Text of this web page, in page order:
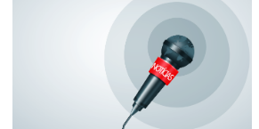
mercado de trabalho, entidades
formadoras e prestadores de